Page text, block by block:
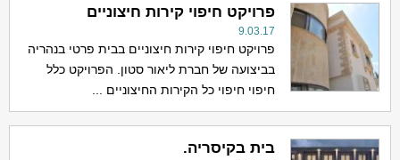
פרויקט חיפוי קירות חיצוניים
9.03.17
פרויקט חיפוי קירות חיצוניים בבית פרטי בנהריה
בביצועה של חברת ליאור סטון. הפרויקט כלל
חיפוי חיפוי כל הקירות החיצוניים ...
בית בקיסריה.